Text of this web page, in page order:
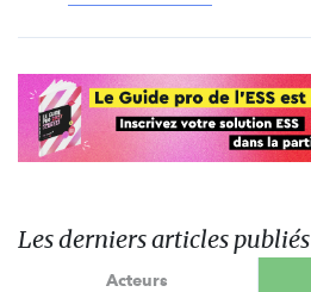
Les derniers articles publiés
Acteurs